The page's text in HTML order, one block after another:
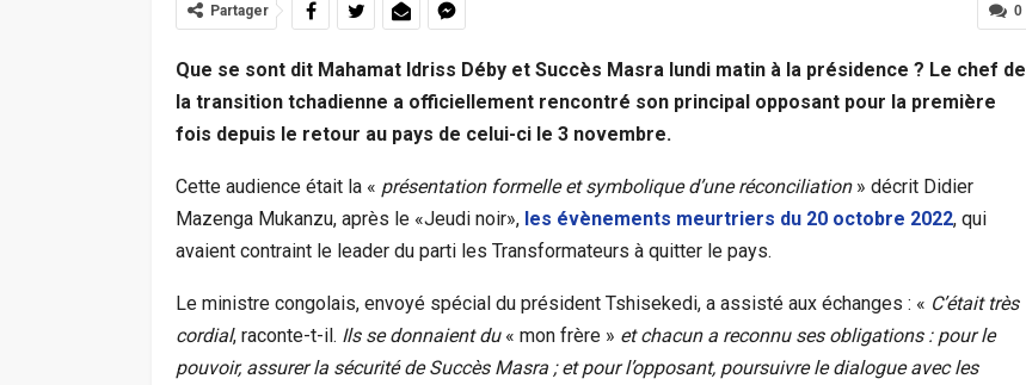
0
Partager
Que se sont dit Mahamat Idriss Déby et Succès Masra lundi matin à la présidence ? Le chef de
la transition tchadienne a officiellement rencontré son principal opposant pour la première
fois depuis le retour au pays de celui-ci le 3 novembre.
Cette audience était la « présentation formelle et symbolique d’une réconciliation» décrit Didier
Mazenga Mukanzu, après le «Jeudi noir», les évènements meurtriers du 20 octobre 2022, qui
avaient contraint le leader du parti les Transformateurs à quitter le pays.
Le ministre congolais, envoyé spécial du président Tshisekedi, a assisté aux échanges : « C’était très
cordial, raconte-t-il. Ils se donnaient du « mon frère » et chacun a reconnu ses obligations : pour le
pouvoir, assurer la sécurité de Succès Masra ; et pour l’opposant, poursuivre le dialogue avec les